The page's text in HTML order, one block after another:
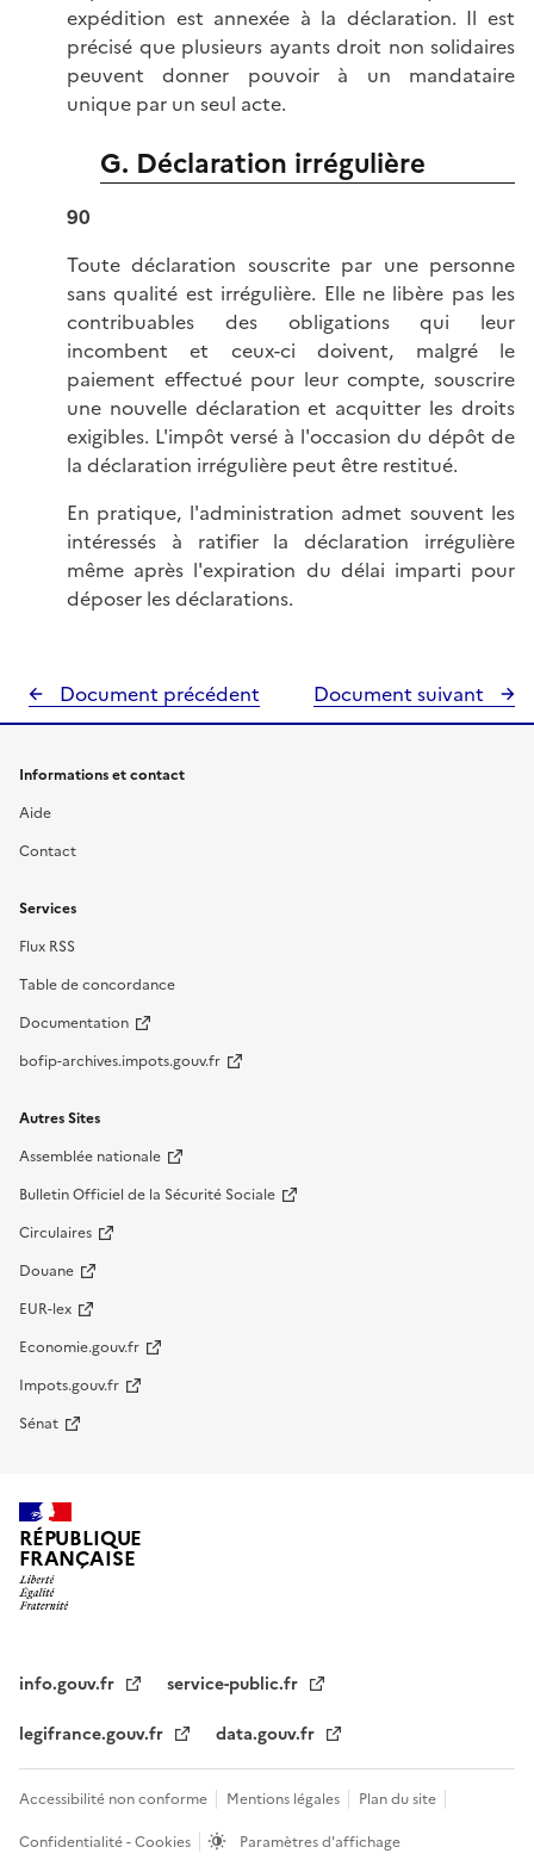
expédition est annexée à la déclaration. Il est
précisé que plusieurs ayants droit non solidaires
peuvent donner pouvoir à un mandataire
unique par un seul acte.
G. Déclaration irrégulière
90
Toute déclaration souscrite par une personne
sans qualité est irrégulière. Elle ne libère pas les
contribuables des obligations qui leur
incombent et ceux-ci doivent, malgré le
paiement effectué pour leur compte, souscrire
une nouvelle déclaration et acquitter les droits
exigibles. L'impôt versé à l'occasion du dépôt de
la déclaration irrégulière peut être restitué.
En pratique, l'administration admet souvent les
intéressés à ratifier la déclaration irrégulière
même après l'expiration du délai imparti pour
déposer les déclarations.
Document précédent Document suivant
Informations et contact
Aide
Contact
Services
Flux RSS
Table de concordance
Documentation
bofip-archives.impots.gouv.fr
Autres Sites
Assemblée nationale
Bulletin Officiel de la Sécurité Sociale
Circulaires
Douane
EUR-lex
Economie.gouv.fr
Impots.gouv.fr
Sénat
RÉPUBLIQUE
FRANÇAISE
info.gouv.fr
service-public.fr
legifrance.gouv.fr
data.gouv.fr
Accessibilité non conforme Mentions légales
Plan du site
Confidentialité - Cookies
Paramètres d'affichage